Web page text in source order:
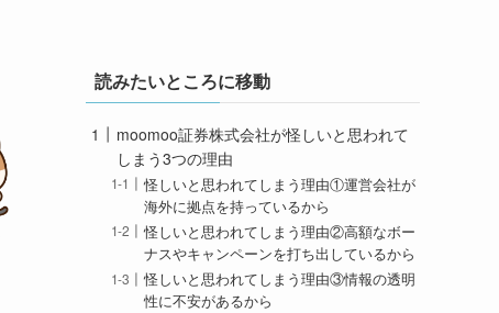
読みたいところに移動
moomoo証券株式会社が怪しいと思われて
しまう3つの理由
怪しいと思われてしまう理由①運営会社が
海外に拠点を持っているから
怪しいと思われてしまう理由②高額なボー
ナスやキャンペーンを打ち出しているから
怪しいと思われてしまう理由③情報の透明
性に不安があるから